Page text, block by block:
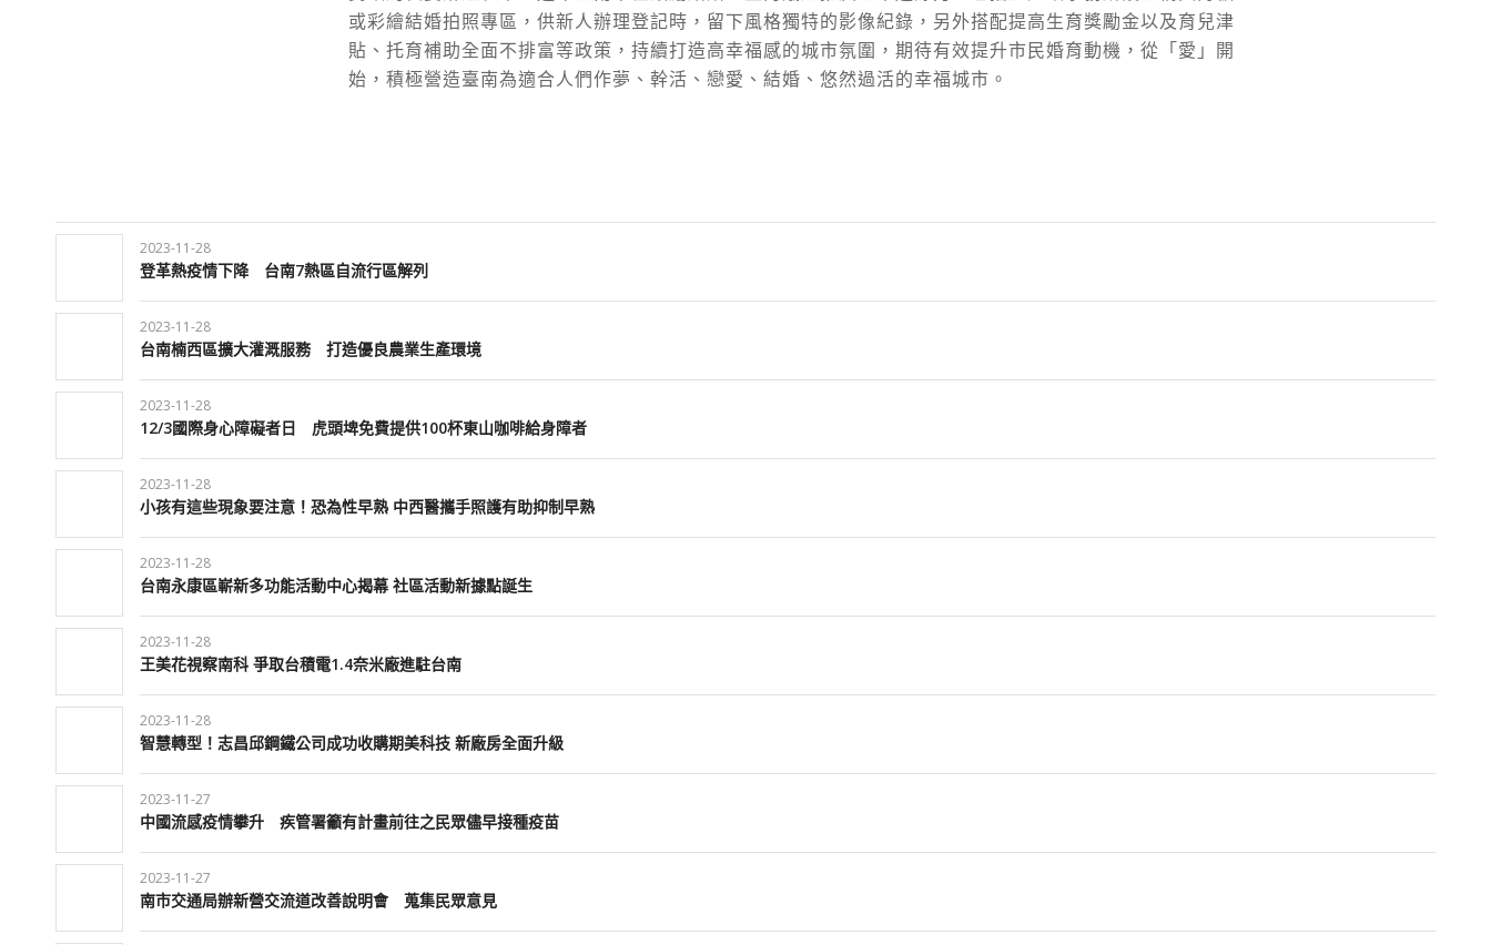
或彩繪結婚拍照專區，供新人辦理登記時，留下風格獨特的影像紀錄，另外搭配提高生育獎勵金以及育兒津
貼、托育補助全面不排富等政策，持續打造高幸福感的城市氛圍，期待有效提升市民婚育動機，從「愛」開
始，積極營造臺南為適合人們作夢、幹活、戀愛、結婚、悠然過活的幸福城市。
2023-11-28
登革熱疫情下降 台南7熱區自流行區解列
2023-11-28
台南楠西區擴大灌溉服務 打造優良農業生產環境
2023-11-28
12/3國際身心障礙者日 虎頭埤免費提供100杯東山咖啡給身障者
2023-11-28
小孩有這些現象要注意！恐為性早熟 中西醫攜手照護有助抑制早熟
2023-11-28
台南永康區嶄新多功能活動中心揭幕 社區活動新據點誕生
2023-11-28
王美花視察南科 爭取台積電1.4奈米廠進駐台南
2023-11-28
智慧轉型！志昌邱鋼鐵公司成功收購期美科技 新廠房全面升級
2023-11-27
中國流感疫情攀升 疾管署籲有計畫前往之民眾儘早接種疫苗
2023-11-27
南市交通局辦新營交流道改善說明會 蒐集民眾意見